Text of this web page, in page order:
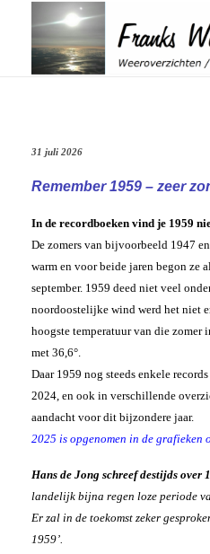
Actuele Winter
Elfstedentocht
Winter 1979
Winter 2014
Windchill berekenen
Herfst
Overzichten Herfst
November 1980, 2015 & 2016
Zomer & Lente
Actuele Zomer
Weeroverzichten Zomer
Warmtegetal
1959 bijzonder
Periode April-September
Weeroverzicht jaren
Zonuren Nederland
Wat is een zonnige dag
Weeroverzicht 2026
Weeroverzicht 2025
Weeroverzicht 2023
Weeroverzicht 2022
Weeroverzicht 2021
Archief Jaren
’t Weer
Weersverwachting
ADS Dagen
Dagrecords
Windchill berekenen
Bijzonder
Hitte Finland 2025
Nat UK & Sneeuw 2016
Koude Maart 2013
Gift
Haarlems gegevens
Foto’s
Nine Star Ki
Basis van Nine Star Ki
Your 3 stars
RIP
Aad
31 juli 2026
Remember 1959 – zeer
In de recordboeken vind je 1959
De zomers van bijvoorbeeld 1947
warm en voor beide jaren begon ze
september. 1959 deed niet veel
noordoostelijke wind werd het niet
hoogste temperatuur van die zomer
met 36,6°.
Daar 1959 nog steeds enkele
2024, en ook in verschillende
aandacht voor dit bijzondere jaar.
2025 is opgenomen in de grafieken
Hans de Jong schreef destijds over
landelijk bijna regen loze periode
Er zal in de toekomst zeker
1959’.